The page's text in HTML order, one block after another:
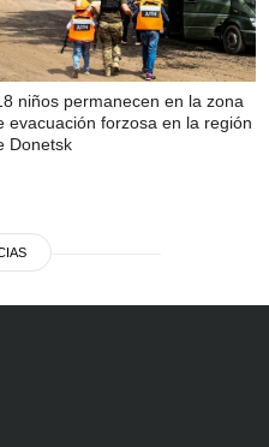
niños permanecen en la zona
evacuación forzosa en la región
Donetsk